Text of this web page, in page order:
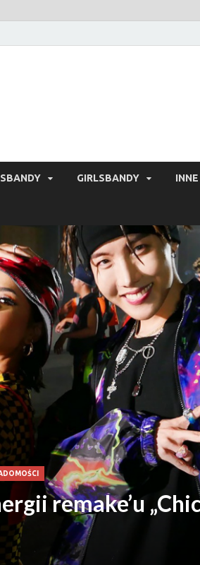
GIRLSBANDY INNE
remake’u